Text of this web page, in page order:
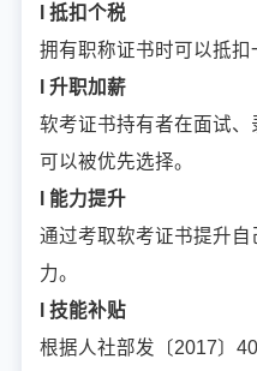
l 抵扣个税
拥有职称证书时可以抵扣
l 升职加薪
软考证书持有者在面试
可以被优先选择。
l 能力提升
通过考取软考证书提升
力。
l 技能补贴
根据人社部发〔2017〕